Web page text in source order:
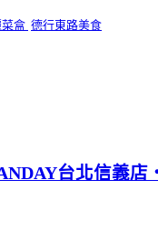
盒 德行東路美食
台北信義